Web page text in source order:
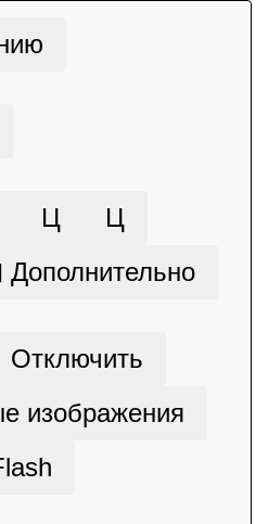
Ц
Ц
Дополнительно
Отключить
изображения